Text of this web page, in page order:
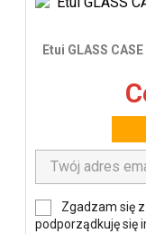
Etui GLASS
Zgadzam się
podporządkuję się